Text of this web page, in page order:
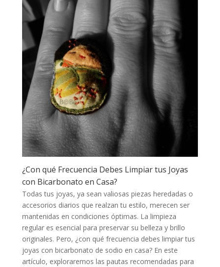
¿Con qué Frecuencia Debes Limpiar tus Joyas
con Bicarbonato en Casa?
Todas tus joyas, ya sean valiosas piezas heredadas o
accesorios diarios que realzan tu estilo, merecen ser
mantenidas en condiciones óptimas. La limpieza
regular es esencial para preservar su belleza y brillo
originales. Pero, ¿con qué frecuencia debes limpiar tus
joyas con bicarbonato de sodio en casa? En este
artículo, exploraremos las pautas recomendadas para